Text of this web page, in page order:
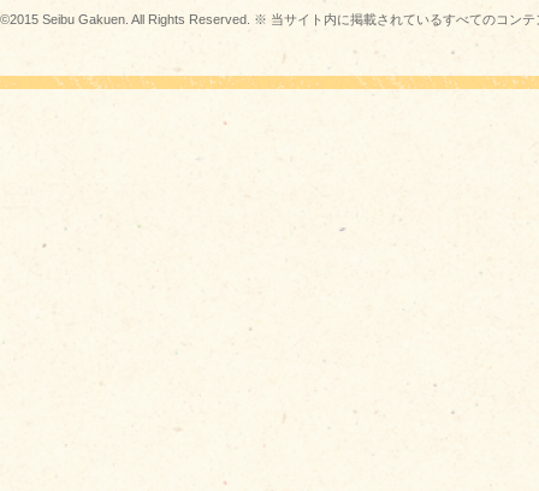
©2015 Seibu Gakuen. All Rights Reserved. ※ 当サイト内に掲載されているすべてのコン